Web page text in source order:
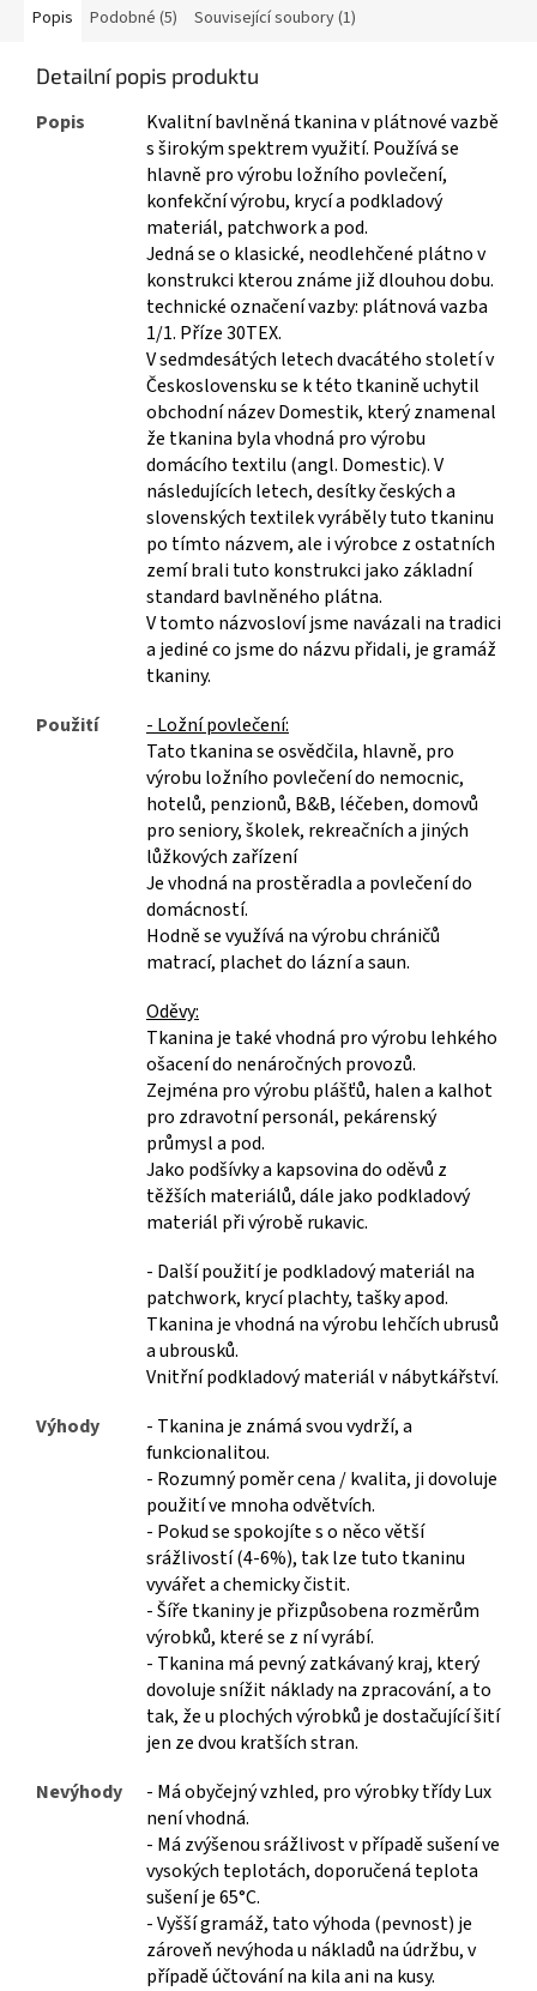
Popis Podobné (5) Související soubory (1)
Detailní popis produktu
Popis
Kvalitní bavlněná tkanina v plátnové vazbě
s širokým spektrem využití. Používá se
hlavně pro výrobu ložního povlečení,
konfekční výrobu, krycí a podkladový
materiál, patchwork a pod.
Jedná se o klasické, neodlehčené plátno v
konstrukci kterou známe již dlouhou dobu.
technické označení vazby: plátnová vazba
1/1. Příze 30TEX.
V sedmdesátých letech dvacátého století v
Československu se k této tkanině uchytil
obchodní název Domestik, který znamenal
že tkanina byla vhodná pro výrobu
domácího textilu (angl. Domestic). V
následujících letech, desítky českých a
slovenských textilek vyráběly tuto tkaninu
po tímto názvem, ale i výrobce z ostatních
zemí brali tuto konstrukci jako základní
standard bavlněného plátna.
V tomto názvosloví jsme navázali na tradici
a jediné co jsme do názvu přidali, je gramáž
tkaniny.
Použití
- Ložní povlečení:
Tato tkanina se osvědčila, hlavně, pro
výrobu ložního povlečení do nemocnic,
hotelů, penzionů, B&B, léčeben, domovů
pro seniory, školek, rekreačních a jiných
lůžkových zařízení
Je vhodná na prostěradla a povlečení do
domácností.
Hodně se využívá na výrobu chráničů
matrací, plachet do lázní a saun.
Oděvy:
Tkanina je také vhodná pro výrobu lehkého
ošacení do nenáročných provozů.
Zejména pro výrobu plášťů, halen a kalhot
pro zdravotní personál, pekárenský
průmysl a pod.
Jako podšívky a kapsovina do oděvů z
těžších materiálů, dále jako podkladový
materiál při výrobě rukavic.
- Další použití je podkladový materiál na
patchwork, krycí plachty, tašky apod.
Tkanina je vhodná na výrobu lehčích ubrusů
a ubrousků.
Vnitřní podkladový materiál v nábytkářství.
Výhody
- Tkanina je známá svou vydrží, a
funkcionalitou.
- Rozumný poměr cena / kvalita, ji dovoluje
použití ve mnoha odvětvích.
- Pokud se spokojíte s o něco větší
srážlivostí (4-6%), tak lze tuto tkaninu
vyvářet a chemicky čistit.
- Šíře tkaniny je přizpůsobena rozměrům
výrobků, které se z ní vyrábí.
- Tkanina má pevný zatkávaný kraj, který
dovoluje snížit náklady na zpracování, a to
tak, že u plochých výrobků je dostačující šití
jen ze dvou kratších stran.
Nevýhody
- Má obyčejný vzhled, pro výrobky třídy Lux
není vhodná.
- Má zvýšenou srážlivost v případě sušení ve
vysokých teplotách, doporučená teplota
sušení je 65°C.
- Vyšší gramáž, tato výhoda (pevnost) je
zároveň nevýhoda u nákladů na údržbu, v
případě účtování na kila ani na kusy.